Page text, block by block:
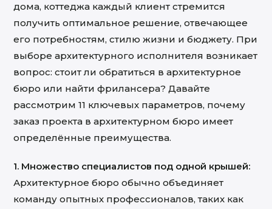
дома, коттеджа каждый клиент стремится
получить оптимальное решение, отвечающее
его потребностям, стилю жизни и бюджету. При
выборе архитектурного исполнителя возникает
вопрос: стоит ли обратиться в архитектурное
бюро или найти фрилансера? Давайте
рассмотрим 11 ключевых параметров, почему
заказ проекта в архитектурном бюро имеет
определённые преимущества.
1. Множество специалистов под одной крышей:
Архитектурное бюро обычно объединяет
команду опытных профессионалов, таких как